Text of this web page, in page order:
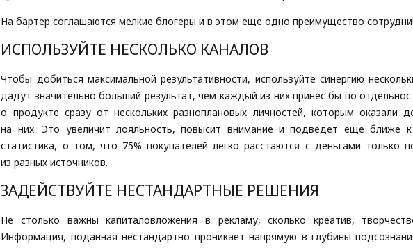
На бартер соглашаются мелкие блогеры и в этом еще одно преимущество
ИСПОЛЬЗУЙТЕ НЕСКОЛЬКО КАНАЛОВ
Чтобы добиться максимальной результативности, используйте синергию
дадут значительно больший результат, чем каждый из них принес бы по
о продукте сразу от нескольких разноплановых личностей, которым оказали
на них. Это увеличит лояльность, повысит внимание и подведет еще ближе к
статистика, о том, что 75% покупателей легко расстаются с деньгами только
из разных источников.
ЗАДЕЙСТВУЙТЕ НЕСТАНДАРТНЫЕ РЕШЕНИЯ
Не столько важны капиталовложения в рекламу, сколько креатив,
Информация, поданная нестандартно проникает напрямую в глубины